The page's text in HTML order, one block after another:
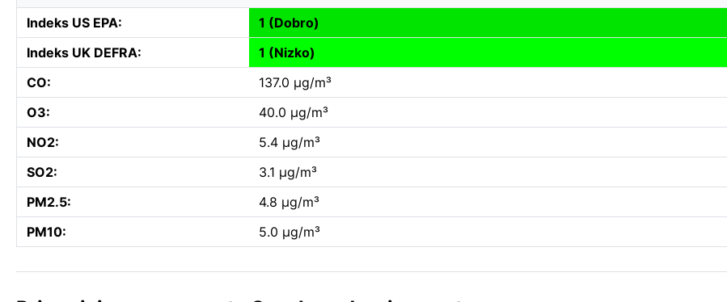
Indeks US EPA:
1 (Dobro)
Indeks UK DEFRA:
1 (Nizko)
CO:
137.0 µg/m³
O3:
40.0 µg/m³
NO2:
5.4 µg/m³
SO2:
3.1 µg/m³
PM2.5:
4.8 µg/m³
PM10:
5.0 µg/m³